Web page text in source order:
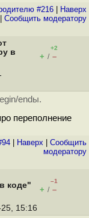
#216
Наверх
Cообщить модератору
в
+2
+ / –
endы.
переполнение
Наверх
Cообщить
модератору
коде"
–1
+ / –
15:16